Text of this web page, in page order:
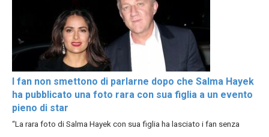
I fan non smettono di parlarne dopo che Salma Hayek
ha pubblicato una foto rara con sua figlia a un evento
pieno di star
“La rara foto di Salma Hayek con sua figlia ha lasciato i fan senza